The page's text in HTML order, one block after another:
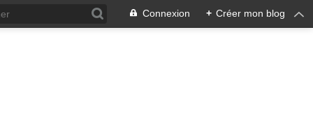
Connexion + Créer mon blog